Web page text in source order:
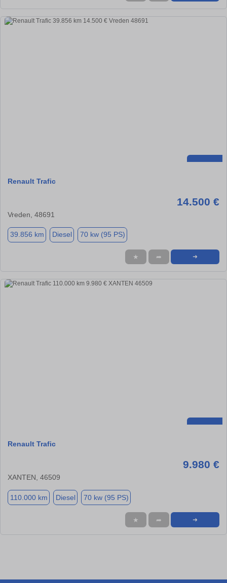
Renault Trafic
14.500 €
Vreden, 48691
39.856 km Diesel 70 kw (95 PS)
★ ➦ ➜
Renault Trafic
9.980 €
XANTEN, 46509
110.000 km Diesel 70 kw (95 PS)
★ ➦ ➜